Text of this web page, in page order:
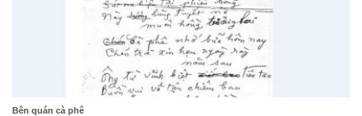
Bên quán cà phê